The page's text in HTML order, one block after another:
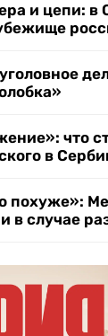
и цепи:
что
в
похуже»:
в случае